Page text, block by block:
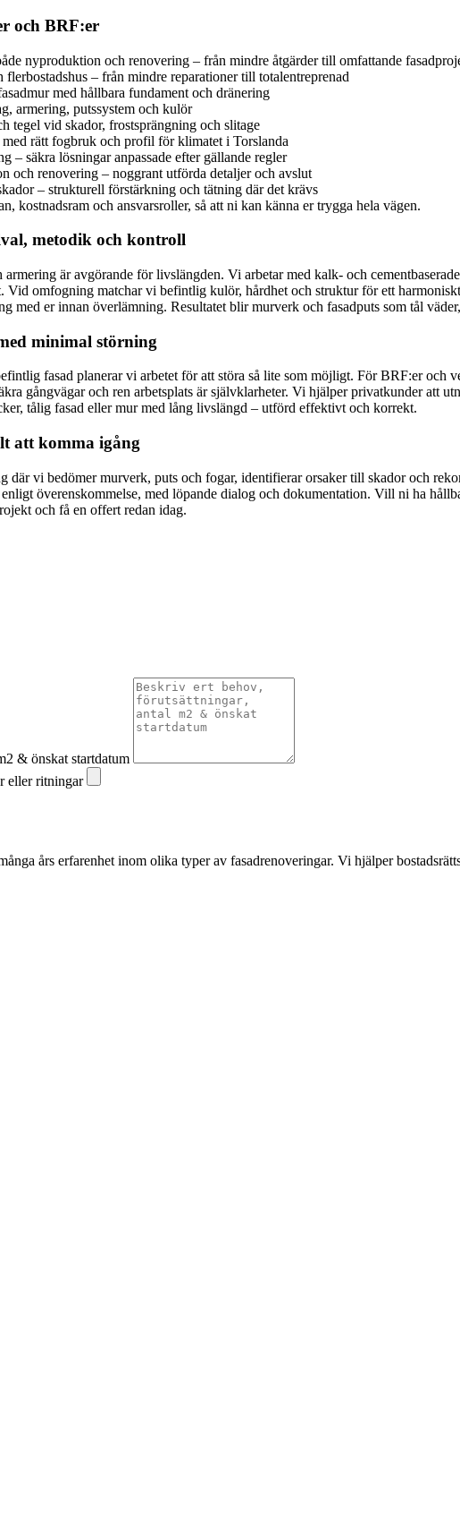
och BRF:er
nyproduktion och renovering – från mindre åtgärder till omfattande
– från mindre reparationer till totalentreprenad
med hållbara fundament och dränering
armering, putssystem och kulör
tegel vid skador, frostsprängning och slitage
rätt fogbruk och profil för klimatet i Torslanda
– säkra lösningar anpassade efter gällande regler
och renovering – noggrant utförda detaljer och avslut
– strukturell förstärkning och tätning där det krävs
kostnadsram och ansvarsroller, så att ni kan känna er trygga hela vägen.
metodik och kontroll
är avgörande för livslängden. Vi arbetar med kalk- och
Vid omfogning matchar vi befintlig kulör, hårdhet och struktur för ett
med er innan överlämning. Resultatet blir murverk och fasadputs som tål
minimal störning
fasad planerar vi arbetet för att störa så lite som möjligt. För BRF:er och
gångvägar och ren arbetsplats är självklarheter. Vi hjälper privatkunder att
tålig fasad eller mur med lång livslängd – utförd effektivt och korrekt.
att komma igång
där vi bedömer murverk, puts och fogar, identifierar orsaker till skador och
överenskommelse, med löpande dialog och dokumentation. Vill ni ha
och få en offert redan idag.
& önskat startdatum
eller ritningar
års erfarenhet inom olika typer av fasadrenoveringar. Vi hjälper